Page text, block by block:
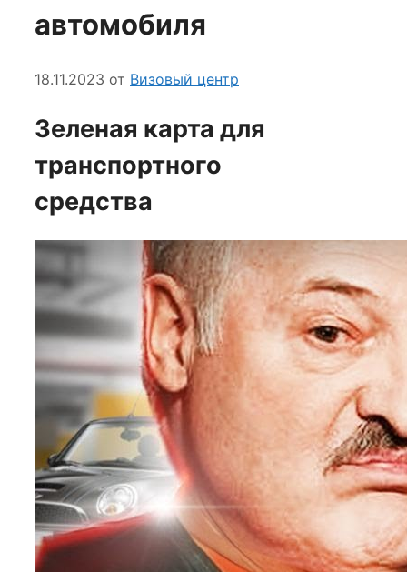
автомобиля
18.11.2023 от Визовый центр
Зеленая карта для
транспортного
средства